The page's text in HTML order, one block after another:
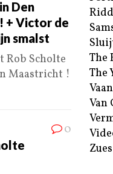
Den
+ Victor de
smalst
Rob Scholte
Maastricht !
0
The
The
Van